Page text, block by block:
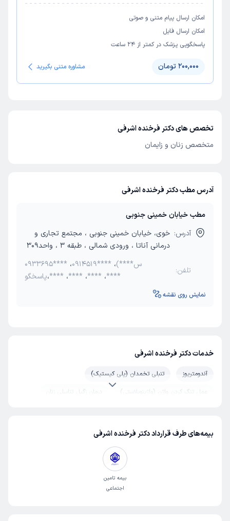
امکان ارسال پیام متنی و صوتی
امکان ارسال فایل
پاسخگویی پزشک در کمتر از ۲۴ ساعت
200,000 تومان مشاوره متنی بگیرید
تخصص های دکتر فرخنده اشرفی
متخصص زنان و زایمان
آدرس مطب دکتر فرخنده اشرفی
مطب خیابان خمینی جنوبی
آدرس: خوی، خیابان خمینی جنوبی ، مجتمع تجاری و
درمانی آناتا ، ورودی شمالی ، طبقه 3 ، واحد309
تلفن:
0933695**** ،0914519**** ، (س****
،پاسخگو**** ،**** ،**** ،****
نمایش روی نقشه
خدمات دکتر فرخنده اشرفی
آندومتریوز
تنبلی تخمدان (پلی کیستیک)
عمل تنگ کردن واژن (واژینوپلاستی)
درمان زگیل تناسلی زنان
خونریزی رحم
سرطان رحم
لابیاپلاستی و عمل زیبایی واژن
هیسترکتومی (عمل برداشتن رحم)
بیوپسی دهانه رحم
جراحی میوم
بیمه‌های طرف قرارداد دکتر فرخنده اشرفی
بیمه تامین
اجتماعی